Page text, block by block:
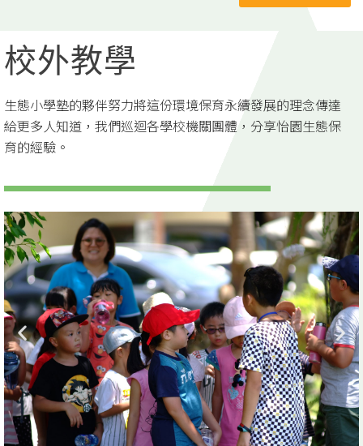
校外教學
生態小學塾的夥伴努力將這份環境保育永續發展的理念傳達
給更多人知道，我們巡迴各學校機關團體，分享怡園生態保
育的經驗。